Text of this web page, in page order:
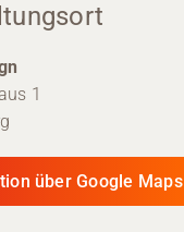
1
über Google Maps